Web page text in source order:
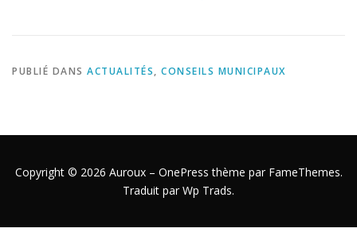
PUBLIÉ DANS ACTUALITÉS, CONSEILS MUNICIPAUX
Copyright © 2026 Auroux – OnePress thème par FameThemes.
Traduit par Wp Trads.